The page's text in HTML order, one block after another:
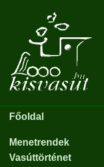
Főoldal
Menetrendek
Vasúttörténet